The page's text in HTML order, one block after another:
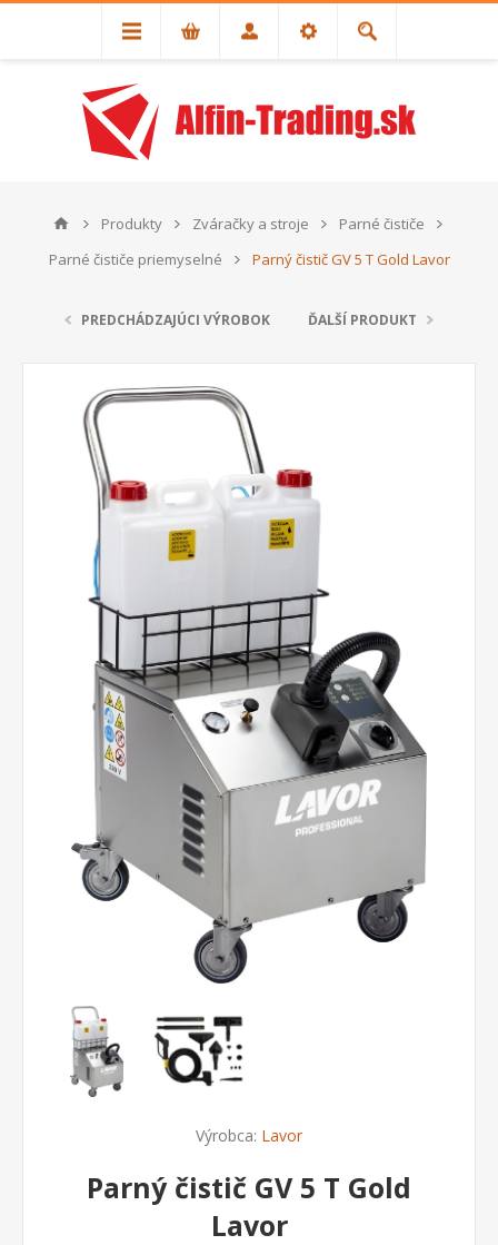
Produkty Zváračky a stroje
Parné čističe
Parné čističe priemyselné
Parný čistič GV 5 T Gold Lavor
PREDCHÁDZAJÚCI VÝROBOK ĎALŠÍ PRODUKT
Výrobca: Lavor
Parný čistič GV 5 T Gold
Lavor